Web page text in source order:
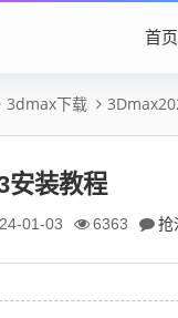
首页
3dmax下载
安装教程
01-03 6363 抢